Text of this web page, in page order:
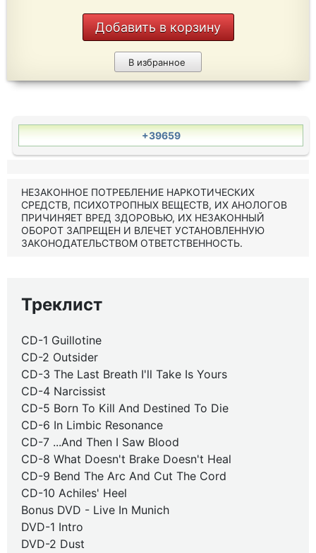
Добавить в корзину
В избранное
+39659
НЕЗАКОННОЕ ПОТРЕБЛЕНИЕ НАРКОТИЧЕСКИХ
СРЕДСТВ, ПСИХОТРОПНЫХ ВЕЩЕСТВ, ИХ АНОЛОГОВ
ПРИЧИНЯЕТ ВРЕД ЗДОРОВЬЮ, ИХ НЕЗАКОННЫЙ
ОБОРОТ ЗАПРЕЩЕН И ВЛЕЧЕТ УСТАНОВЛЕННУЮ
ЗАКОНОДАТЕЛЬСТВОМ ОТВЕТСТВЕННОСТЬ.
Треклист
CD-1 Guillotine
CD-2 Outsider
CD-3 The Last Breath I'll Take Is Yours
CD-4 Narcissist
CD-5 Born To Kill And Destined To Die
CD-6 In Limbic Resonance
CD-7 ...And Then I Saw Blood
CD-8 What Doesn't Brake Doesn't Heal
CD-9 Bend The Arc And Cut The Cord
CD-10 Achiles' Heel
Bonus DVD - Live In Munich
DVD-1 Intro
DVD-2 Dust